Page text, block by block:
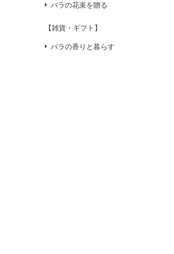
バラの花束を贈る
【雑貨・ギフト】
バラの香りと暮らす